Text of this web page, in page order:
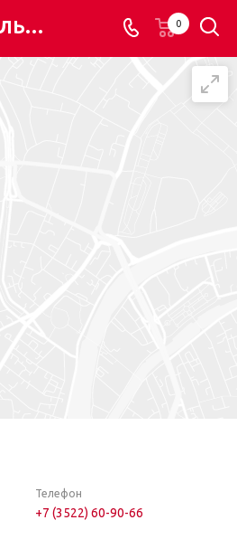
СТЦ «ЗАУРАЛЬСКИЙ ДОМОСТРОЙ», отдел «ВАЯК» - ВАЯК - всё для электромонтажа 0
Телефон
+7 (3522) 60-90-66